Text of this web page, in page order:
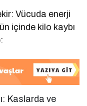
Vücuda enerji
içinde kilo kaybı
Kaslarda ve